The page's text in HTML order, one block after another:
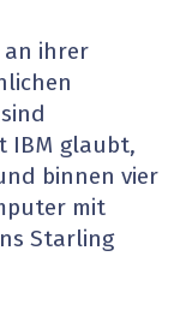
an ihrer
IBM glaubt,
binnen vier
mit
Starling